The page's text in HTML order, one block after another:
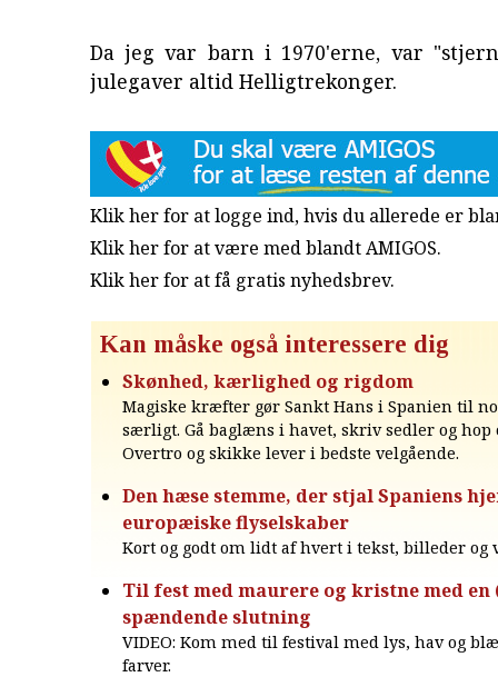
Da jeg var barn i 1970'erne, var
julegaver altid Helligtrekonger.
Klik her for at logge ind, hvis du allerede er
Klik her for at være med blandt AMIGOS.
Klik her for at få gratis nyhedsbrev.
Kan måske også interessere dig
Skønhed, kærlighed og rigdom
Magiske kræfter gør Sankt Hans i Spanien til
særligt. Gå baglæns i havet, skriv sedler og hop
Overtro og skikke lever i bedste velgående.
Den hæse stemme, der stjal Spaniens
europæiske flyselskaber
Kort og godt om lidt af hvert i tekst, billeder og
Til fest med maurere og kristne med
spændende slutning
VIDEO: Kom med til festival med lys, hav og
farver.